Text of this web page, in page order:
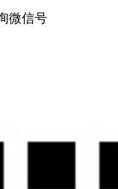
微信号